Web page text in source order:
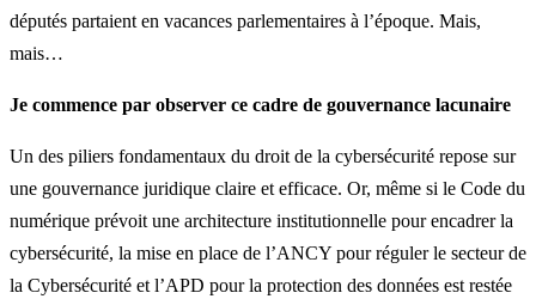
députés partaient en vacances parlementaires à l’époque. Mais,
mais…
Je commence par observer ce cadre de gouvernance lacunaire
Un des piliers fondamentaux du droit de la cybersécurité repose sur
une gouvernance juridique claire et efficace. Or, même si le Code du
numérique prévoit une architecture institutionnelle pour encadrer la
cybersécurité, la mise en place de l’ANCY pour réguler le secteur de
la Cybersécurité et l’APD pour la protection des données est restée